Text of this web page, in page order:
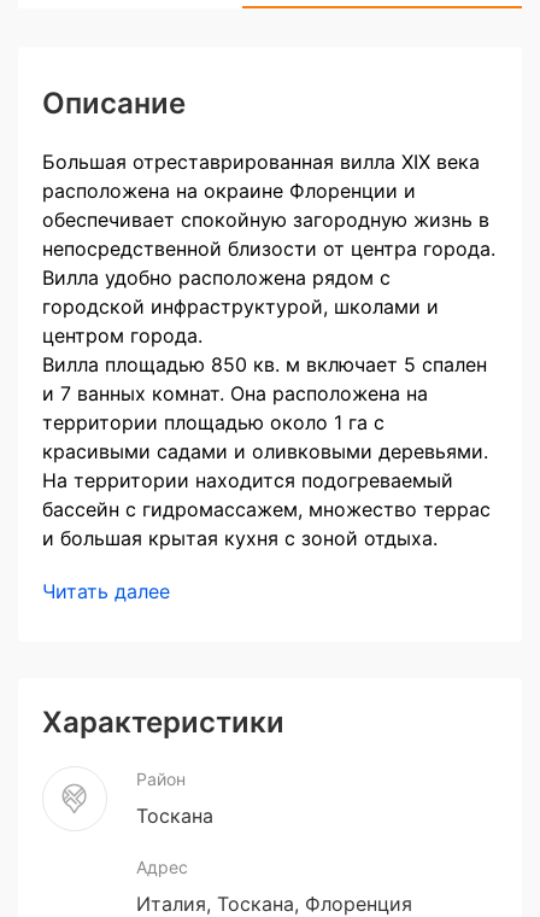
Описание
Большая отреставрированная вилла XIX века
расположена на окраине Флоренции и
обеспечивает спокойную загородную жизнь в
непосредственной близости от центра города.
Вилла удобно расположена рядом с
городской инфраструктурой, школами и
центром города.
Вилла площадью 850 кв. м включает 5 спален
и 7 ванных комнат. Она расположена на
территории площадью около 1 га с
красивыми садами и оливковыми деревьями.
На территории находится подогреваемый
бассейн с гидромассажем, множество террас
и большая крытая кухня с зоной отдыха.
Читать далее
Характеристики
Район
Тоскана
Адрес
Италия, Тоскана, Флоренция